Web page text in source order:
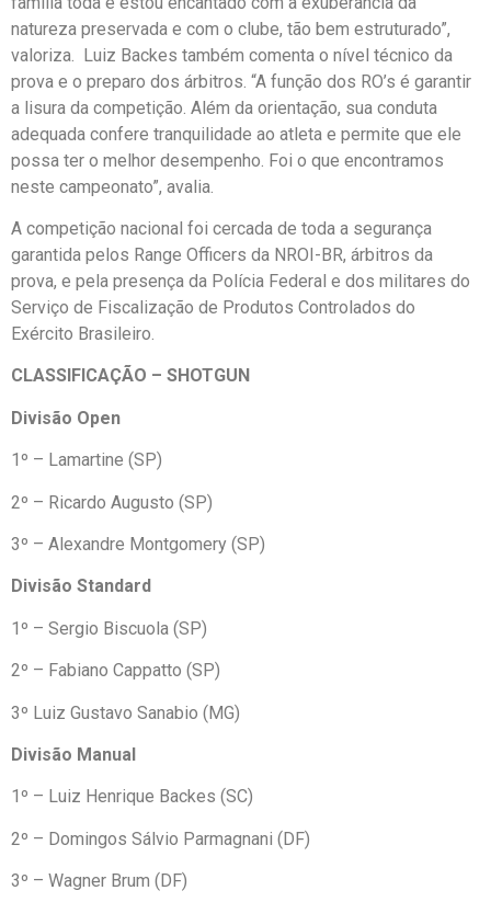
natureza preservada e com o clube, tão bem estruturado”,
valoriza. Luiz Backes também comenta o nível técnico da
prova e o preparo dos árbitros. “A função dos RO’s é garantir
a lisura da competição. Além da orientação, sua conduta
adequada confere tranquilidade ao atleta e permite que ele
possa ter o melhor desempenho. Foi o que encontramos
neste campeonato”, avalia.
A competição nacional foi cercada de toda a segurança
garantida pelos Range Officers da NROI-BR, árbitros da
prova, e pela presença da Polícia Federal e dos militares do
Serviço de Fiscalização de Produtos Controlados do
Exército Brasileiro.
CLASSIFICAÇÃO – SHOTGUN
Divisão Open
1º – Lamartine (SP)
2º – Ricardo Augusto (SP)
3º – Alexandre Montgomery (SP)
Divisão Standard
1º – Sergio Biscuola (SP)
2º – Fabiano Cappatto (SP)
3º Luiz Gustavo Sanabio (MG)
Divisão Manual
1º – Luiz Henrique Backes (SC)
2º – Domingos Sálvio Parmagnani (DF)
3º – Wagner Brum (DF)